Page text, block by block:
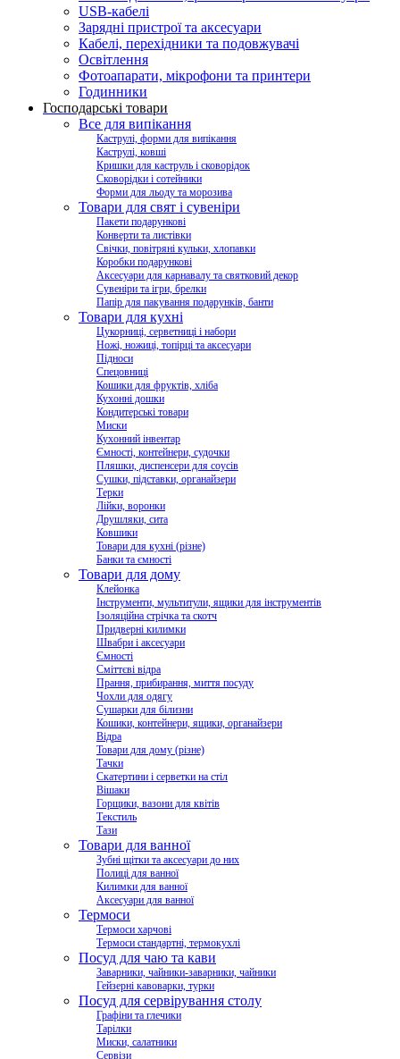
USB-кабелі
Зарядні пристрої та аксесуари
Кабелі, перехідники та подовжувачі
Освітлення
Фотоапарати, мікрофони та принтери
Годинники
Господарські товари
Все для випікання
Каструлі, форми для випікання
Каструлі, ковші
Кришки для каструль і сковорідок
Сковорідки і сотейники
Форми для льоду та морозива
Товари для свят і сувеніри
Пакети подарункові
Конверти та листівки
Свічки, повітряні кульки, хлопавки
Коробки подарункові
Аксесуари для карнавалу та святковий декор
Сувеніри та ігри, брелки
Папір для пакування подарунків, банти
Товари для кухні
Цукорниці, серветниці і набори
Ножі, ножиці, топірці та аксесуари
Підноси
Спецовниці
Кошики для фруктів, хліба
Кухонні дошки
Кондитерські товари
Миски
Кухонний інвентар
Ємності, контейнери, судочки
Пляшки, диспенсери для соусів
Сушки, підставки, органайзери
Терки
Лійки, воронки
Друшляки, сита
Ковшики
Товари для кухні (різне)
Банки та ємності
Товари для дому
Клейонка
Інструменти, мультитули, ящики для інструментів
Ізоляційна стрічка та скотч
Придверні килимки
Швабри і аксесуари
Ємності
Сміттєві відра
Прання, прибирання, миття посуду
Чохли для одягу
Сушарки для білизни
Кошики, контейнери, ящики, органайзери
Відра
Товари для дому (різне)
Тачки
Скатертини і серветки на стіл
Вішаки
Горщики, вазони для квітів
Текстиль
Тази
Товари для ванної
Зубні щітки та аксесуари до них
Полиці для ванної
Килимки для ванної
Аксесуари для ванної
Термоси
Термоси харчові
Термоси стандартні, термокухлі
Посуд для чаю та кави
Заварники, чайники-заварники, чайники
Гейзерні кавоварки, турки
Посуд для сервірування столу
Графіни та глечики
Тарілки
Миски, салатники
Сервізи